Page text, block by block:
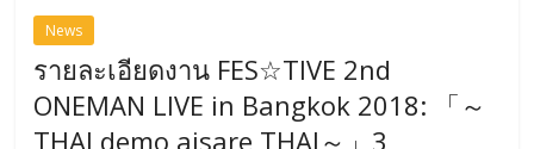
News
รายละเอียดงาน FES☆TIVE 2nd
ONEMAN LIVE in Bangkok 2018: 「～
THAI demo aisare THAI～」3